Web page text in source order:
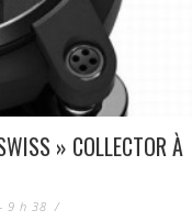
» COLLECTOR À
9 h 38 /